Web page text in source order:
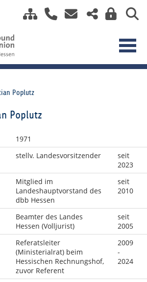
Poplutz
Poplutz
1971
stellv. Landesvorsitzender
seit
2023
Mitglied im
Landeshauptvorstand des
dbb Hessen
seit
2010
Beamter des Landes
Hessen (Volljurist)
seit
2005
Referatsleiter
(Ministerialrat) beim
Hessischen Rechnungshof,
zuvor Referent
2009
-
2024